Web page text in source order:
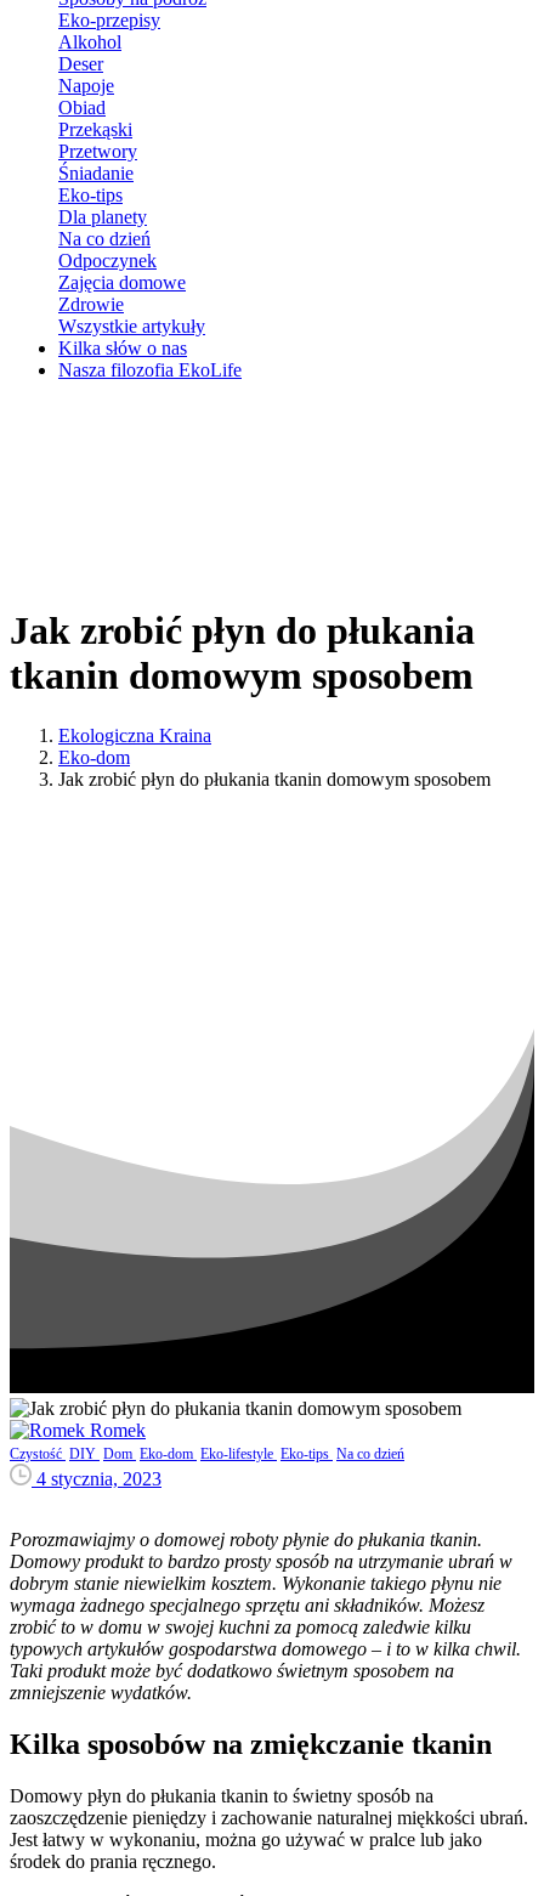
Eko-przepisy
Alkohol
Deser
Napoje
Obiad
Przekąski
Przetwory
Śniadanie
Eko-tips
Dla planety
Na co dzień
Odpoczynek
Zajęcia domowe
Zdrowie
Wszystkie artykuły
Kilka słów o nas
Nasza filozofia EkoLife
Jak zrobić płyn do płukania
tkanin domowym sposobem
Ekologiczna Kraina
Eko-dom
Jak zrobić płyn do płukania tkanin domowym sposobem
Romek
Czystość DIY Dom Eko-dom Eko-lifestyle Eko-tips Na co dzień
4 stycznia, 2023
Porozmawiajmy o domowej roboty płynie do płukania tkanin.
Domowy produkt to bardzo prosty sposób na utrzymanie ubrań w
dobrym stanie niewielkim kosztem. Wykonanie takiego płynu nie
wymaga żadnego specjalnego sprzętu ani składników. Możesz
zrobić to w domu w swojej kuchni za pomocą zaledwie kilku
typowych artykułów gospodarstwa domowego – i to w kilka chwil.
Taki produkt może być dodatkowo świetnym sposobem na
zmniejszenie wydatków.
Kilka sposobów na zmiękczanie tkanin
Domowy płyn do płukania tkanin to świetny sposób na
zaoszczędzenie pieniędzy i zachowanie naturalnej miękkości ubrań.
Jest łatwy w wykonaniu, można go używać w pralce lub jako
środek do prania ręcznego.